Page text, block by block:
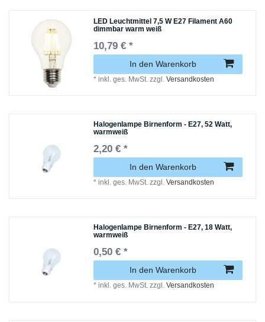
LED Leuchtmittel 7,5 W E27 Filament A60
dimmbar warm weiß
10,79 € *
In den Warenkorb
*inkl. ges. MwSt. zzgl.Versandkosten
Halogenlampe Birnenform - E27, 52 Watt,
warmweiß
2,20 € *
In den Warenkorb
*inkl. ges. MwSt. zzgl.Versandkosten
Halogenlampe Birnenform - E27, 18 Watt,
warmweiß
0,50 € *
In den Warenkorb
*inkl. ges. MwSt. zzgl.Versandkosten